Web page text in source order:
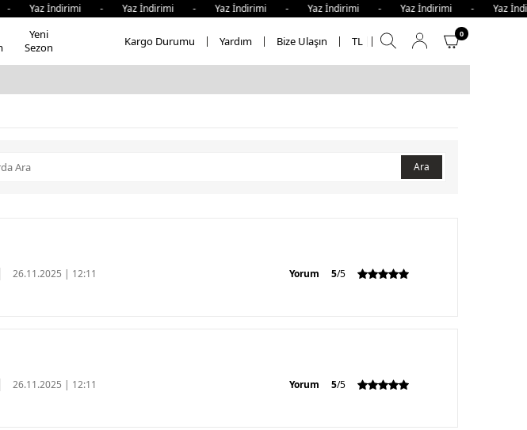
İndirimi - Yaz İndirimi - Yaz İndirimi - Yaz İndirimi - Yaz İndirimi -
Yeni
Sezon
Kargo Durumu Yardım Bize Ulaşın TL
0
Ara
26.11.2025 | 12:11 Yorum 5/5
26.11.2025 | 12:11 Yorum 5/5